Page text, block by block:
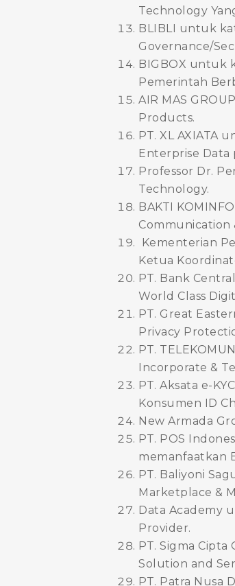
Technology
BLIBLI untuk
Governance/
BIGBOX untuk
Pemerintah
AIR MAS
Products.
PT. XL AXIATA
Enterprise Data
Professor Dr.
Technology.
BAKTI
Communication
Kementerian
Ketua
PT. Bank
World Class
PT. Great
Privacy
PT.
Incorporate &
PT. Aksata e-
Konsumen ID
New Armada
PT. POS
memanfaatkan
PT. Baliyoni
Marketplace &
Data Academy
Provider.
PT. Sigma
Solution and
PT. Patra Nusa